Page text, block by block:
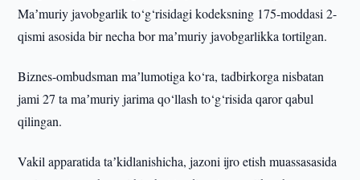
Maʼmuriy javobgarlik to‘g‘risidagi kodeksning 175-moddasi 2-
qismi asosida bir necha bor maʼmuriy javobgarlikka tortilgan.
Biznes-ombudsman maʼlumotiga ko‘ra, tadbirkorga nisbatan
jami 27 ta maʼmuriy jarima qo‘llash to‘g‘risida qaror qabul
qilingan.
Vakil apparatida taʼkidlanishicha, jazoni ijro etish muassasasida